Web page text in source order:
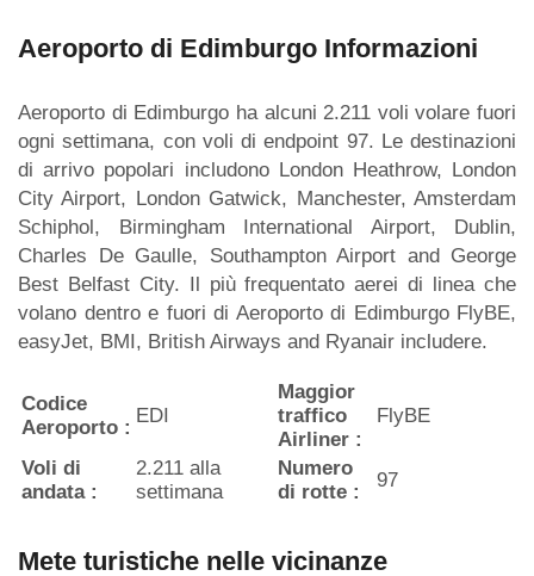
Aeroporto di Edimburgo Informazioni
Aeroporto di Edimburgo ha alcuni 2.211 voli volare fuori
ogni settimana, con voli di endpoint 97. Le destinazioni
di arrivo popolari includono London Heathrow, London
City Airport, London Gatwick, Manchester, Amsterdam
Schiphol, Birmingham International Airport, Dublin,
Charles De Gaulle, Southampton Airport and George
Best Belfast City. Il più frequentato aerei di linea che
volano dentro e fuori di Aeroporto di Edimburgo FlyBE,
easyJet, BMI, British Airways and Ryanair includere.
Codice
Aeroporto :
EDI
Maggior
traffico
Airliner :
FlyBE
Voli di
andata :
2.211 alla
settimana
Numero
di rotte :
97
Mete turistiche nelle vicinanze